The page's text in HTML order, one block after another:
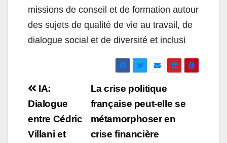
missions de conseil et de formation autour
des sujets de qualité de vie au travail, de
dialogue social et de diversité et inclusi
Navigation
de
l’article
La crise politique
française peut-elle se
métamorphoser en
crise financière
IA:
Dialogue
entre Cédric
Villani et